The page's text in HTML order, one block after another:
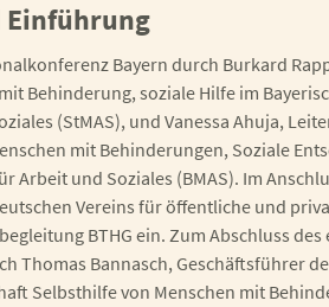
Bayern durch Burkard
Behinderung, soziale Hilfe im
(StMAS), und Vanessa Ahuja,
mit Behinderungen, Soziale
Arbeit und Soziales (BMAS). Im
Vereins für öffentliche und
BTHG ein. Zum Abschluss des
Thomas Bannasch, Geschäftsführer
Selbsthilfe von Menschen mit